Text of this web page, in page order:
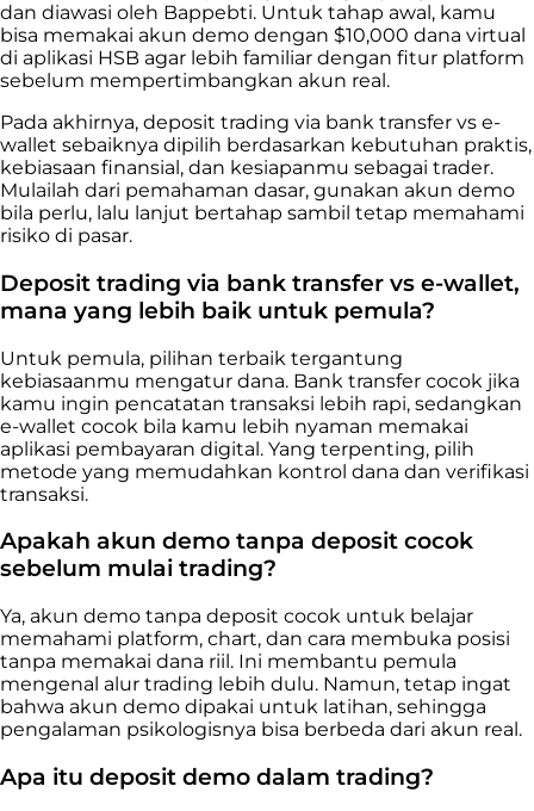
dan diawasi oleh Bappebti. Untuk tahap awal, kamu
bisa memakai akun demo dengan $10,000 dana virtual
di aplikasi HSB agar lebih familiar dengan fitur platform
sebelum mempertimbangkan akun real.
Pada akhirnya, deposit trading via bank transfer vs e-
wallet sebaiknya dipilih berdasarkan kebutuhan praktis,
kebiasaan finansial, dan kesiapanmu sebagai trader.
Mulailah dari pemahaman dasar, gunakan akun demo
bila perlu, lalu lanjut bertahap sambil tetap memahami
risiko di pasar.
Deposit trading via bank transfer vs e-wallet,
mana yang lebih baik untuk pemula?
Untuk pemula, pilihan terbaik tergantung
kebiasaanmu mengatur dana. Bank transfer cocok jika
kamu ingin pencatatan transaksi lebih rapi, sedangkan
e-wallet cocok bila kamu lebih nyaman memakai
aplikasi pembayaran digital. Yang terpenting, pilih
metode yang memudahkan kontrol dana dan verifikasi
transaksi.
Apakah akun demo tanpa deposit cocok
sebelum mulai trading?
Ya, akun demo tanpa deposit cocok untuk belajar
memahami platform, chart, dan cara membuka posisi
tanpa memakai dana riil. Ini membantu pemula
mengenal alur trading lebih dulu. Namun, tetap ingat
bahwa akun demo dipakai untuk latihan, sehingga
pengalaman psikologisnya bisa berbeda dari akun real.
Apa itu deposit demo dalam trading?